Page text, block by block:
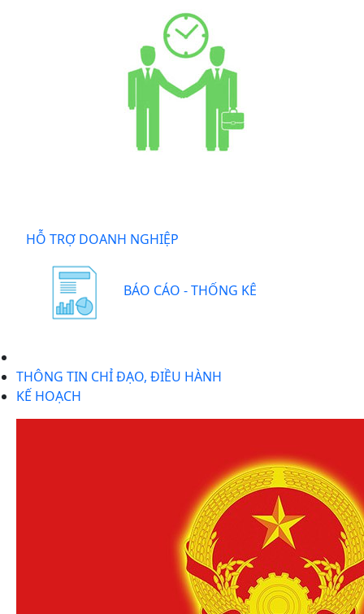
HỖ TRỢ DOANH NGHIỆP
BÁO CÁO - THỐNG KÊ
THÔNG TIN CHỈ ĐẠO, ĐIỀU HÀNH
KẾ HOẠCH